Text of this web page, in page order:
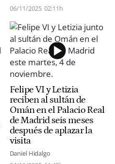
06/11/2025 02:11h
Felipe VI y Letizia
reciben al sultán de
Omán en el Palacio Real
de Madrid seis meses
después de aplazar la
visita
Daniel Hidalgo